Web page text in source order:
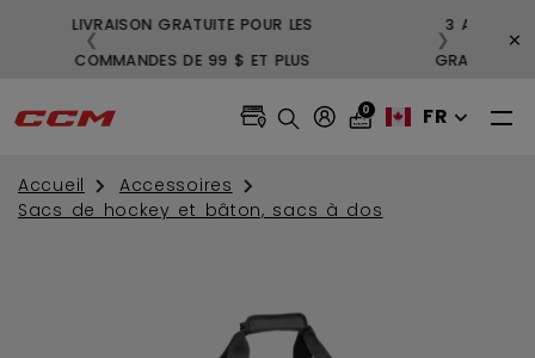
LIVRAISON GRATUITE POUR LES
COMMANDES DE 99 $ ET PLUS
❮ ❯ ×
0 FR
Accueil
Accessoires
Sacs de hockey et bâton, sacs à dos